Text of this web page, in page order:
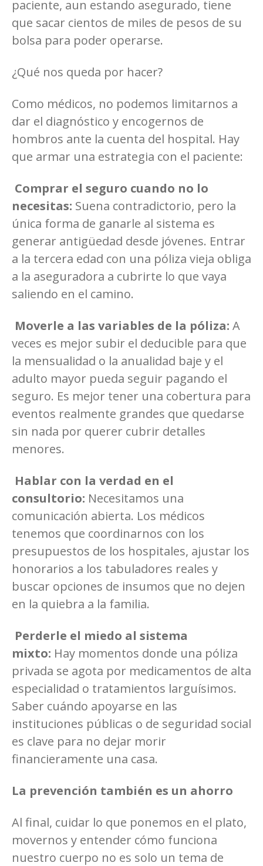
paciente, aun estando asegurado, tiene
que sacar cientos de miles de pesos de su
bolsa para poder operarse.
¿Qué nos queda por hacer?
Como médicos, no podemos limitarnos a
dar el diagnóstico y encogernos de
hombros ante la cuenta del hospital. Hay
que armar una estrategia con el paciente:
Comprar el seguro cuando no lo
necesitas: Suena contradictorio, pero la
única forma de ganarle al sistema es
generar antigüedad desde jóvenes. Entrar
a la tercera edad con una póliza vieja obliga
a la aseguradora a cubrirte lo que vaya
saliendo en el camino.
Moverle a las variables de la póliza: A
veces es mejor subir el deducible para que
la mensualidad o la anualidad baje y el
adulto mayor pueda seguir pagando el
seguro. Es mejor tener una cobertura para
eventos realmente grandes que quedarse
sin nada por querer cubrir detalles
menores.
Hablar con la verdad en el
consultorio: Necesitamos una
comunicación abierta. Los médicos
tenemos que coordinarnos con los
presupuestos de los hospitales, ajustar los
honorarios a los tabuladores reales y
buscar opciones de insumos que no dejen
en la quiebra a la familia.
Perderle el miedo al sistema
mixto: Hay momentos donde una póliza
privada se agota por medicamentos de alta
especialidad o tratamientos larguísimos.
Saber cuándo apoyarse en las
instituciones públicas o de seguridad social
es clave para no dejar morir
financieramente una casa.
La prevención también es un ahorro
Al final, cuidar lo que ponemos en el plato,
movernos y entender cómo funciona
nuestro cuerpo no es solo un tema de